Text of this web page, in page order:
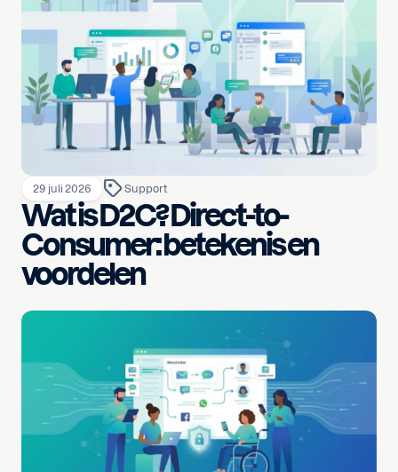
29 juli 2026 Support
Wat is D2C? Direct-to-
Consumer: betekenis en
voordelen